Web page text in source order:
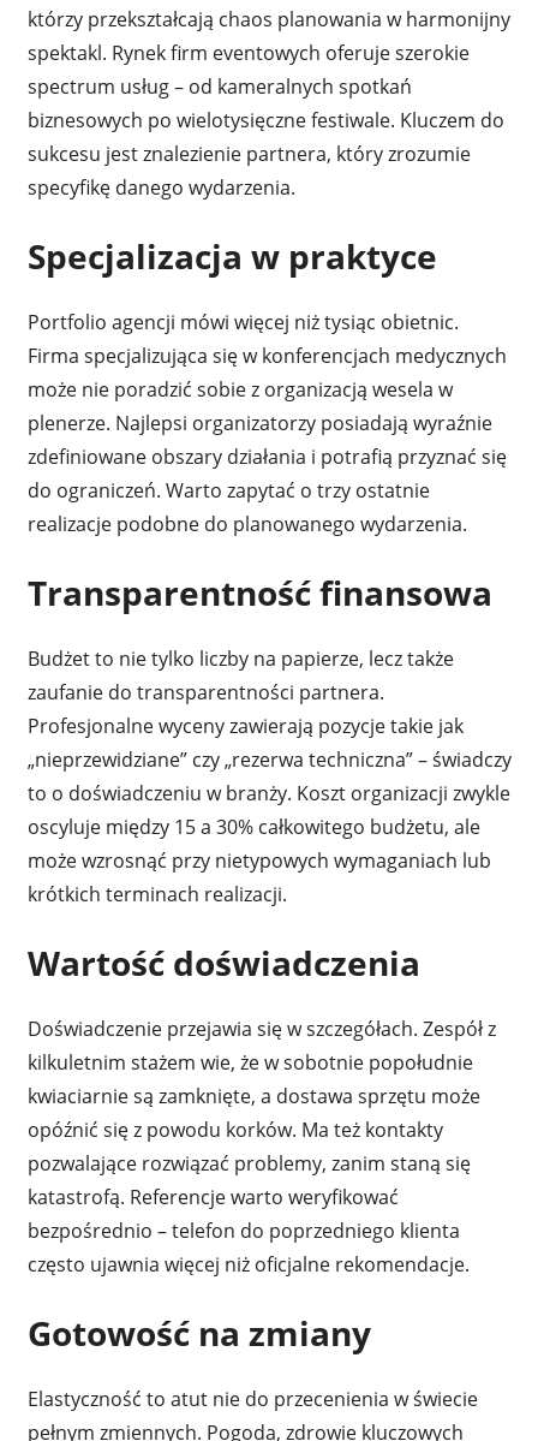
którzy przekształcają chaos planowania w harmonijny
spektakl. Rynek firm eventowych oferuje szerokie
spectrum usług – od kameralnych spotkań
biznesowych po wielotysięczne festiwale. Kluczem do
sukcesu jest znalezienie partnera, który zrozumie
specyfikę danego wydarzenia.
Specjalizacja w praktyce
Portfolio agencji mówi więcej niż tysiąc obietnic.
Firma specjalizująca się w konferencjach medycznych
może nie poradzić sobie z organizacją wesela w
plenerze. Najlepsi organizatorzy posiadają wyraźnie
zdefiniowane obszary działania i potrafią przyznać się
do ograniczeń. Warto zapytać o trzy ostatnie
realizacje podobne do planowanego wydarzenia.
Transparentność finansowa
Budżet to nie tylko liczby na papierze, lecz także
zaufanie do transparentności partnera.
Profesjonalne wyceny zawierają pozycje takie jak
„nieprzewidziane” czy „rezerwa techniczna” – świadczy
to o doświadczeniu w branży. Koszt organizacji zwykle
oscyluje między 15 a 30% całkowitego budżetu, ale
może wzrosnąć przy nietypowych wymaganiach lub
krótkich terminach realizacji.
Wartość doświadczenia
Doświadczenie przejawia się w szczegółach. Zespół z
kilkuletnim stażem wie, że w sobotnie popołudnie
kwiaciarnie są zamknięte, a dostawa sprzętu może
opóźnić się z powodu korków. Ma też kontakty
pozwalające rozwiązać problemy, zanim staną się
katastrofą. Referencje warto weryfikować
bezpośrednio – telefon do poprzedniego klienta
często ujawnia więcej niż oficjalne rekomendacje.
Gotowość na zmiany
Elastyczność to atut nie do przecenienia w świecie
pełnym zmiennych. Pogoda, zdrowie kluczowych